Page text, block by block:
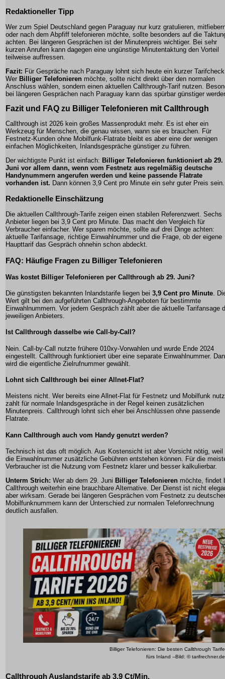
Redaktioneller Tipp
Wer zum Spiel Deutschland gegen Paraguay nur kurz gratulieren,
oder nach dem Abpfiff telefonieren möchte, sollte besonders auf die
achten. Bei längeren Gesprächen ist der Minutenpreis wichtiger. Bei sehr
kurzen Anrufen kann dagegen eine ungünstige Minutentaktung den Vorteil
teilweise auffressen.
Fazit: Für Gespräche nach Paraguay lohnt sich heute ein kurzer
Wer Billiger Telefonieren möchte, sollte nicht direkt über den normalen
Anschluss wählen, sondern einen aktuellen Callthrough-Tarif nutzen.
bei längeren Gesprächen nach Paraguay kann das spürbar günstiger
Fazit und FAQ zu Billiger Telefonieren mit Callthrough
Callthrough ist 2026 kein großes Massenprodukt mehr. Es ist eher ein
Werkzeug für Menschen, die genau wissen, wann sie es brauchen. Für
Festnetz-Kunden ohne Mobilfunk-Flatrate bleibt es aber eine der wenigen
einfachen Möglichkeiten, Inlandsgespräche günstiger zu führen.
Der wichtigste Punkt ist einfach: Billiger Telefonieren funktioniert ab 29.
Juni vor allem dann, wenn vom Festnetz aus regelmäßig deutsche
Handynummern angerufen werden und keine passende Flatrate
vorhanden ist. Dann können 3,9 Cent pro Minute ein sehr guter Preis sein.
Redaktionelle Einschätzung
Die aktuellen Callthrough-Tarife zeigen einen stabilen Referenzwert. Sechs
Anbieter liegen bei 3,9 Cent pro Minute. Das macht den Vergleich für
Verbraucher einfacher. Wer sparen möchte, sollte auf drei Dinge achten:
aktuelle Tarifansage, richtige Einwahlnummer und die Frage, ob der eigene
Haupttarif das Gespräch ohnehin schon abdeckt.
FAQ: Häufige Fragen zu Billiger Telefonieren
Was kostet Billiger Telefonieren per Callthrough ab 29. Juni?
Die günstigsten bekannten Inlandstarife liegen bei 3,9 Cent pro Minute.
Wert gilt bei den aufgeführten Callthrough-Angeboten für bestimmte
Einwahlnummern. Vor jedem Gespräch zählt aber die aktuelle Tarifansage
jeweiligen Anbieters.
Ist Callthrough dasselbe wie Call-by-Call?
Nein. Call-by-Call nutzte frühere 010xy-Vorwahlen und wurde Ende 2024
eingestellt. Callthrough funktioniert über eine separate Einwahlnummer.
wird die eigentliche Zielrufnummer gewählt.
Lohnt sich Callthrough bei einer Allnet-Flat?
Meistens nicht. Wer bereits eine Allnet-Flat für Festnetz und Mobilfunk
zahlt für normale Inlandsgespräche in der Regel keinen zusätzlichen
Minutenpreis. Callthrough lohnt sich eher bei Anschlüssen ohne passende
Flatrate.
Kann Callthrough auch vom Handy genutzt werden?
Technisch ist das oft möglich. Aus Kostensicht ist aber Vorsicht nötig, weil
die Einwahlnummer zusätzliche Gebühren entstehen können. Für die
Verbraucher ist die Nutzung vom Festnetz klarer und besser kalkulierbar.
Unterm Strich: Wer ab dem 29. Juni Billiger Telefonieren möchte, findet
Callthrough weiterhin eine brauchbare Alternative. Der Dienst ist nicht
aber wirksam. Gerade bei längeren Gesprächen vom Festnetz zu
Mobilfunknummern kann der Unterschied zur normalen Telefonrechnung
deutlich ausfallen.
Billiger Telefonieren: Die besten Callthrough Tarife
fürs Inland --Bild: © tarifrechner.de
Callthrough Auslandstarife ab 3,9 Ct/Min.